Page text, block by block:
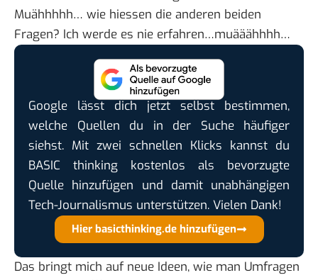
Muähhhhh… wie hiessen die anderen beiden
Fragen? Ich werde es nie erfahren…muääähhhh…
Google lässt dich jetzt selbst bestimmen,
welche Quellen du in der Suche häufiger
siehst. Mit zwei schnellen Klicks kannst du
BASIC thinking kostenlos als bevorzugte
Quelle hinzufügen und damit unabhängigen
Tech-Journalismus unterstützen. Vielen Dank!
Hier basicthinking.de hinzufügen
Das bringt mich auf neue Ideen, wie man Umfragen